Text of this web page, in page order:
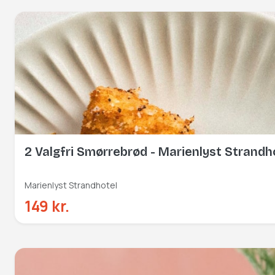
2 Valgfri Smørrebrød - Marienlyst
Marienlyst Strandhotel
149 kr.